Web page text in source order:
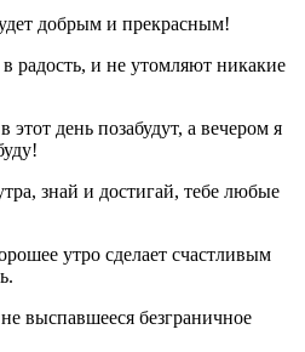
добрым и прекрасным!
в радость, и не утомляют никакие
день позабудут, а вечером я
знай и достигай, тебе любые
утро сделает счастливым
выспавшееся безграничное